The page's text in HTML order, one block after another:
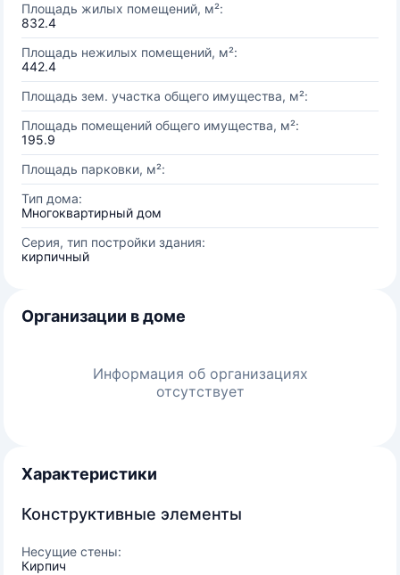
Площадь жилых помещений, м²:
832.4
Площадь нежилых помещений, м²:
442.4
Площадь зем. участка общего имущества, м²:
Площадь помещений общего имущества, м²:
195.9
Площадь парковки, м²:
Тип дома:
Многоквартирный дом
Серия, тип постройки здания:
кирпичный
Организации в доме
Информация об организациях
отсутствует
Характеристики
Конструктивные элементы
Несущие стены:
Кирпич